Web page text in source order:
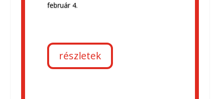
február 4.
részletek